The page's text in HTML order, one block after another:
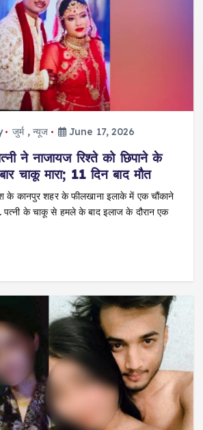
जुर्म, न्यूज June 17, 2026
ने नाजायज रिश्ते को छिपाने के
चाकू मारा; 11 दिन बाद मौत
के कानपुर शहर के फीलखाना इलाके में एक चौंकाने
पत्नी के चाकू से हमले के बाद इलाज के दौरान एक